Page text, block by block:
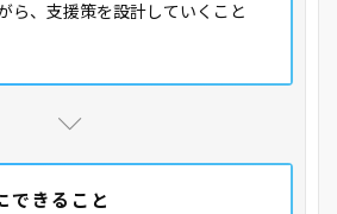
ら、支援策を設計していくこと
できること